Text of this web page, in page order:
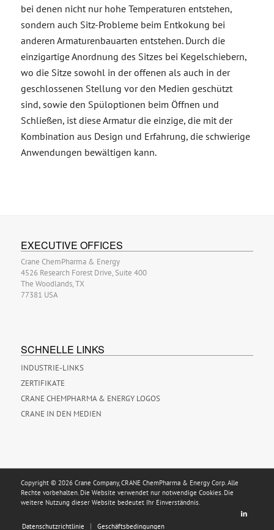
bei denen nicht nur hohe Temperaturen entstehen,
sondern auch Sitz-Probleme beim Entkokung bei
anderen Armaturenbauarten entstehen. Durch die
einzigartige Anordnung des Sitzes bei Kegelschiebern,
wo die Sitze sowohl in der offenen als auch in der
geschlossenen Stellung vor den Medien geschützt
sind, sowie den Spüloptionen beim Öffnen und
Schließen, ist diese Armatur die einzige, die mit der
Kombination aus Design und Erfahrung, die schwierige
Anwendungen bewältigen kann.
EXECUTIVE OFFICES
Crane ChemPharma & Energy
4526 Research Forest Drive, Suite 400
The Woodlands, TX
77381 USA
SCHNELLE LINKS
INDUSTRIE-LINKS
ZERTIFIKATE
CRANE CHEMPHARMA & ENERGY LOGOS
CRANE IN DEN MEDIEN
Copyright © 2026 Crane Company, CRANE ChemPharma & Energy Corp. Alle
Rechte vorbehalten. Die Website verwendet nur notwendige Cookies. Die
weitere Nutzung dieser Website bedeutet Ihr Einverständnis.
Datenschutzrichtlinie Geschäftsbedingungen